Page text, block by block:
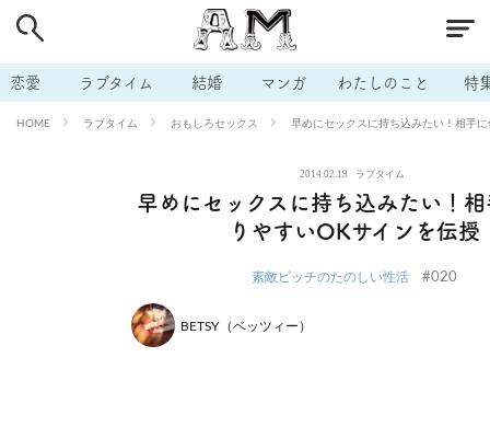
恋愛 ラブタイム 結婚 マンガ わたしのこと 特
HOME ラブタイム おもしろセックス 早めにセックスに持ち込みたい！相手
2014.02.19 ラブタイム
早めにセックスに持ち込みたい！
りやすいOKサインを伝授
素敵ビッチのたのしい性活 #020
BETSY（ベッツィー）
# 男の本音 # セフレ # 不倫
# 出会う方法 # マッチングアプリ # ラブグッズ # 体の相